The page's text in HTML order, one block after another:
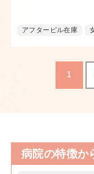
アフターピル在庫
1
病院の特徴か